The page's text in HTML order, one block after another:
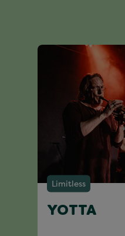
Limitless
YOTTA